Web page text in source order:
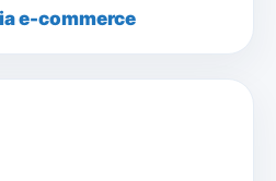
e-commerce